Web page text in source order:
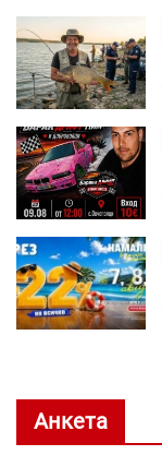
Анкета